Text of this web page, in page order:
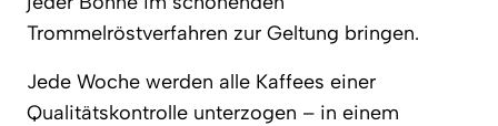
Trommelröstverfahren zur Geltung bringen.
Jede Woche werden alle Kaffees einer
Qualitätskontrolle unterzogen – in einem